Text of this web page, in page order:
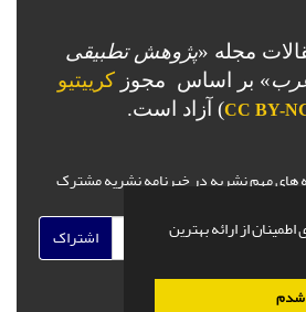
از ارائه بهترین
شدم
مجله «پژوهش تطبیقی
» بر اساس مجوز کرییتیو
CC BY-) آزاد است.
های مهم نشریه در خبرنامه نشریه مشترک
اشتراک